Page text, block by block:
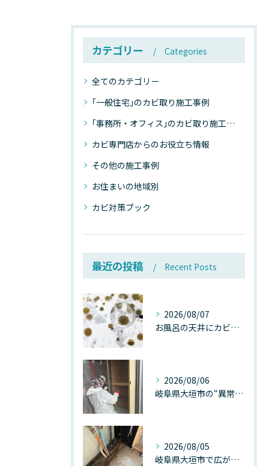
カテゴリー Categories
全てのカテゴリー
｢一般住宅｣のカビ取り施工事例
｢事務所・オフィス｣のカビ取り施工事例
カビ専門店からのお役立ち情報
その他の施工事例
お住まいの地域別
カビ対策ブック
最近の投稿 Recent Posts
2026/08/07
お風呂の天井にカビが生えたら要注意！2026年8月の猛暑・高湿度で急増する浴室カビの原因と正しい対策
2026/08/06
岐阜県大垣市の“異常に高い気温”が建物内部を腐らせる──深層カビが爆発的に増える本当の理由
2026/08/05
岐阜県大垣市で広がる“深層カビ汚染”──なぜ除カビが必要なのか、建物内部で起きている見えない危機